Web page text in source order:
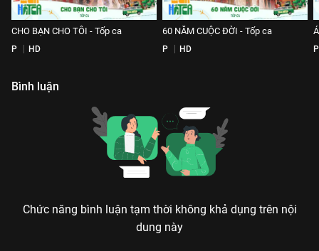
CHO BẠN CHO TÔI - Tốp ca
P HD
60 NĂM CUỘC ĐỜI - Tốp ca
P HD P
Bình luận
Chức năng bình luận tạm thời không khả dụng trên nội
dung này